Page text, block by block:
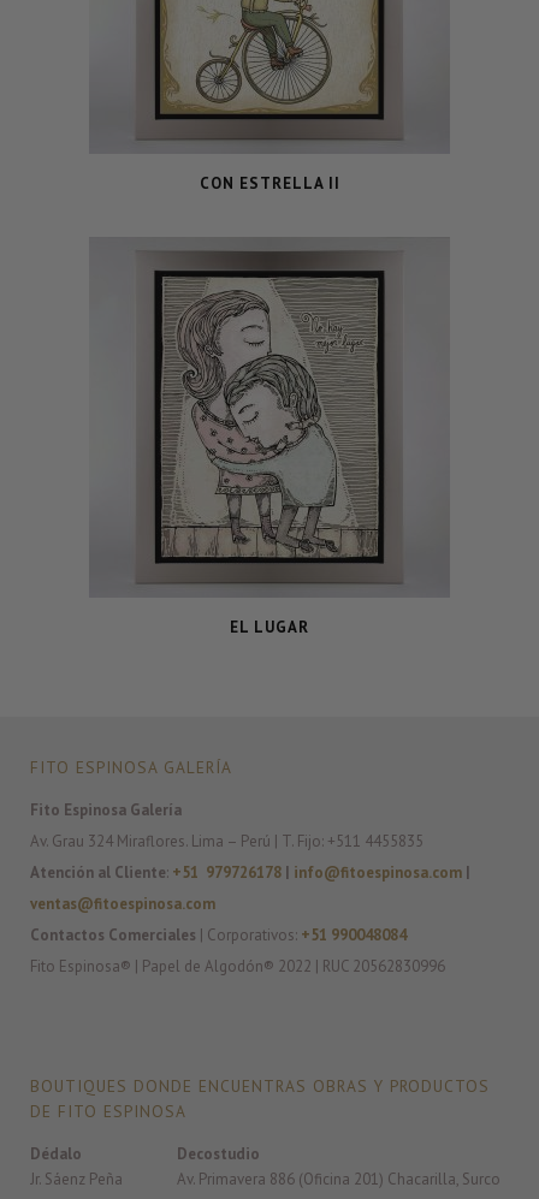
CON ESTRELLA II
EL LUGAR
FITO ESPINOSA GALERÍA
Fito Espinosa Galería
Av. Grau 324 Miraflores. Lima – Perú | T. Fijo: +511 4455835
Atención al Cliente: +51 979726178 | info@fitoespinosa.com |
ventas@fitoespinosa.com
Contactos Comerciales | Corporativos: +51 990048084
Fito Espinosa® | Papel de Algodón® 2022 | RUC 20562830996
BOUTIQUES DONDE ENCUENTRAS OBRAS Y PRODUCTOS
DE FITO ESPINOSA
Dédalo
Jr. Sáenz Peña
Decostudio
Av. Primavera 886 (Oficina 201) Chacarilla, Surco